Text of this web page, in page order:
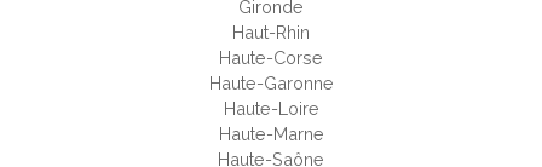
Gironde
Haut-Rhin
Haute-Corse
Haute-Garonne
Haute-Loire
Haute-Marne
Haute-Saône